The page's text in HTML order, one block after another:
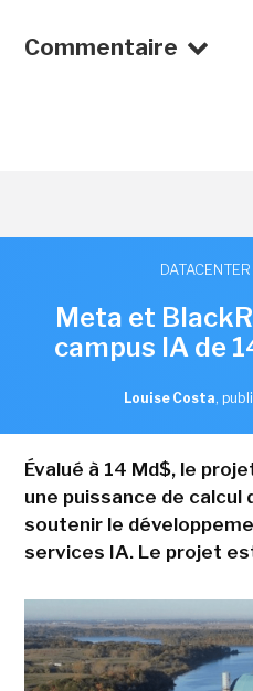
Commentaire
DATACENTER
Meta et
campus IA de
Louise Costa,
Évalué à 14 Md$, le
une puissance de
soutenir le
services IA. Le projet